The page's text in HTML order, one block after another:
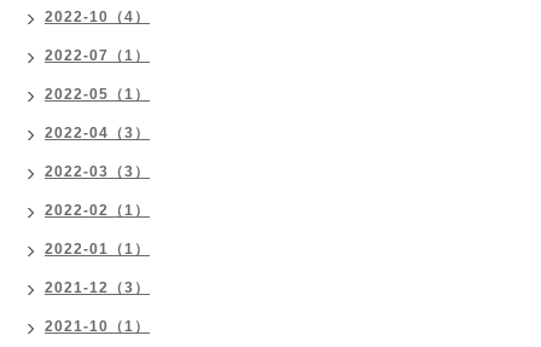
2022-10（4）
2022-07（1）
2022-05（1）
2022-04（3）
2022-03（3）
2022-02（1）
2022-01（1）
2021-12（3）
2021-10（1）